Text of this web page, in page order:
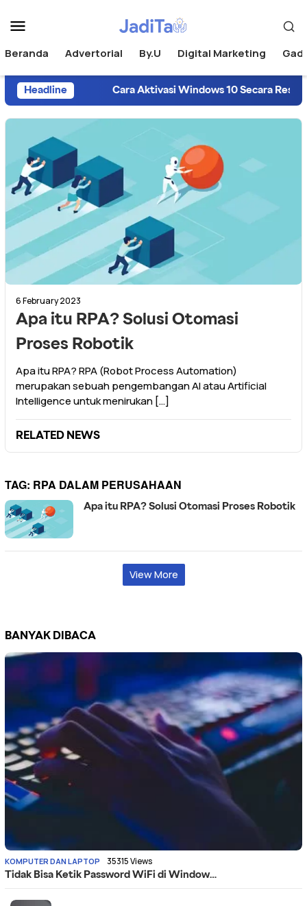
Beranda Advertorial By.U Digital Marketing
Headline Cara Aktivasi Windows 10 Secara Resmi
6 February 2023
Apa itu RPA? Solusi Otomasi
Proses Robotik
Apa itu RPA? RPA (Robot Process Automation)
merupakan sebuah pengembangan AI atau Artificial
Intelligence untuk menirukan […]
RELATED NEWS
TAG: RPA DALAM PERUSAHAAN
Apa itu RPA? Solusi Otomasi Proses Robotik
View More
BANYAK DIBACA
KOMPUTER DAN LAPTOP 35315 Views
Tidak Bisa Ketik Password WiFi di Window…